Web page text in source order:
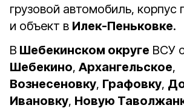
грузовой автомобиль, корпус
и объект в Илек-Пеньковке.
В Шебекинском округе ВСУ
Шебекино, Архангельское,
Вознесеновку, Графовку,
Ивановку, Новую